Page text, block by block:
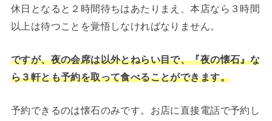
休日となると２時間待ちはあたりまえ、本店なら３時間
以上は待つことを覚悟しなければなりません。
ですが、夜の会席は以外とねらい目で、『夜の懐石』な
ら３軒とも予約を取って食べることができます。
予約できるのは懐石のみです。お店に直接電話で予約し